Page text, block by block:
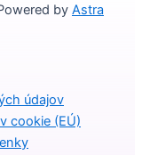
by Astra
údajov
cookie (EÚ)